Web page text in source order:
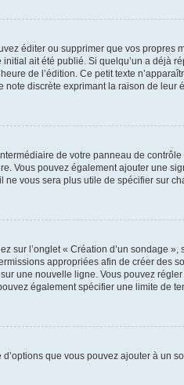
éditer ou supprimer que vos propres
ait été publié. Si quelqu’un a déjà
de l’édition. Ce petit texte
discrète exprimant la raison de
de votre panneau de
Vous pouvez également ajouter une
vous sera plus utile de spécifier sur
sur l’onglet « Création d’un sondage
appropriées afin de créer des
une nouvelle ligne. Vous pouvez
également spécifier une limite de
que vous pouvez ajouter à un